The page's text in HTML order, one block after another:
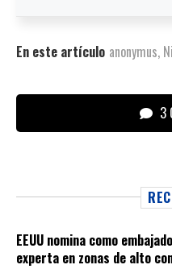
En este artículo anonymus,
3
EEUU nomina como
experta en zonas de alto